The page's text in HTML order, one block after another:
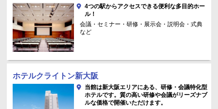
4つの駅からアクセスできる便利な多目的ホー
ル！
会議・セミナー・研修・展示会・説明会・式典
など
ホテルクライトン新大阪
当館は新大阪エリアにある、研修・会議特化型
ホテルです。質の高い研修や会議がリーズナブ
ルな価格で開催いただけます。